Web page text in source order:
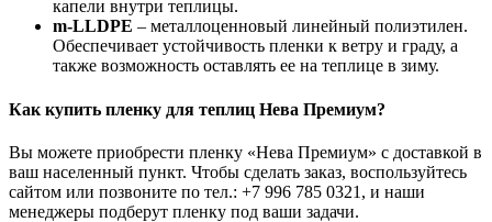
капели внутри теплицы.
m-LLDPE – металлоценновый линейный полиэтилен.
Обеспечивает устойчивость пленки к ветру и граду, а
также возможность оставлять ее на теплице в зиму.
Как купить пленку для теплиц Нева Премиум?
Вы можете приобрести пленку «Нева Премиум» с доставкой в
ваш населенный пункт. Чтобы сделать заказ, воспользуйтесь
сайтом или позвоните по тел.: +7 996 785 0321 , и наши
менеджеры подберут пленку под ваши задачи.